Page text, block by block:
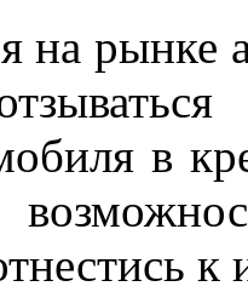
на рынке
в
к